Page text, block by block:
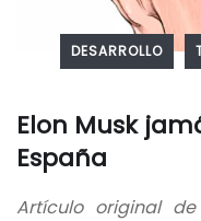
DESARROLLO
Elon Musk
España
Artículo original de